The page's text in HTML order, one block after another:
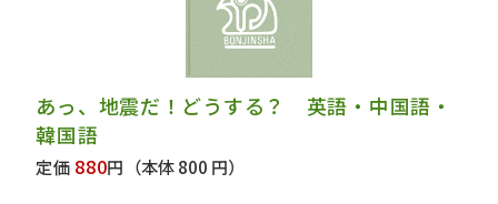
あっ、地震だ！どうする？ 英語・中国語・
韓国語
定価 880円 （本体 800 円）